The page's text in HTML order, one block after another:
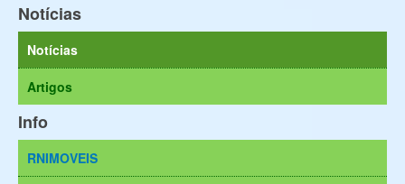
Notícias
Notícias
Artigos
Info
RNIMOVEIS